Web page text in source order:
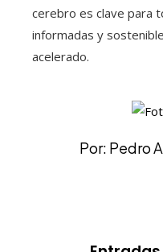
cerebro es clave para
informadas y
acelerado.
Por: Pedro